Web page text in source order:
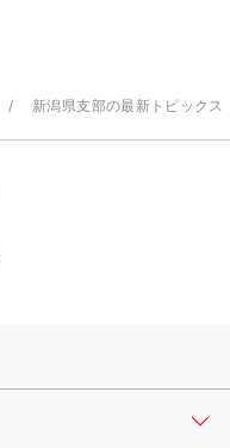
新潟県支部の最新トピックス